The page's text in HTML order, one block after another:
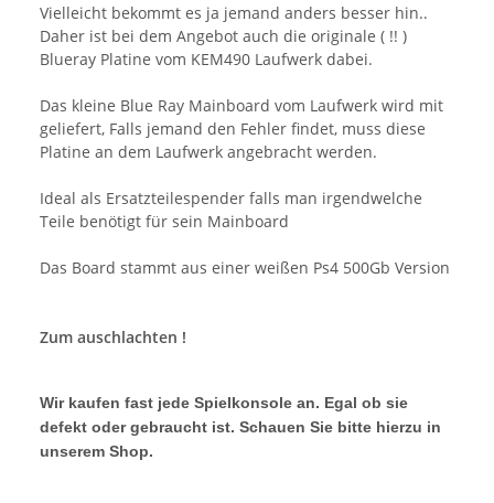
Vielleicht bekommt es ja jemand anders besser hin..
Daher ist bei dem Angebot auch die originale ( !! )
Blueray Platine vom KEM490 Laufwerk dabei.
Das kleine Blue Ray Mainboard vom Laufwerk wird mit
geliefert, Falls jemand den Fehler findet, muss diese
Platine an dem Laufwerk angebracht werden.
Ideal als Ersatzteilespender falls man irgendwelche
Teile benötigt für sein Mainboard
Das Board stammt aus einer weißen Ps4 500Gb Version
Zum auschlachten !
Wir kaufen fast jede Spielkonsole an. Egal ob sie
defekt oder gebraucht ist. Schauen Sie bitte hierzu in
unserem Shop.